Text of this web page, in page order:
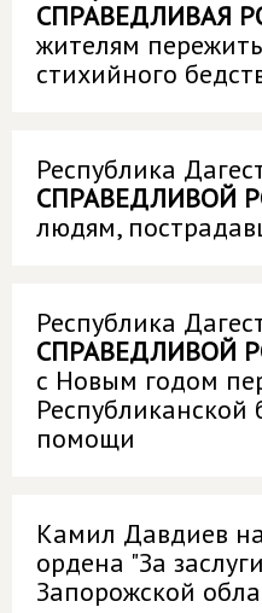
СПРАВЕДЛИВАЯ
жителям
стихийного
Республика
СПРАВЕДЛИВОЙ
людям,
Республика
СПРАВЕДЛИВОЙ
с Новым годом
помощи
Камил Давдиев
ордена "За
Запорожской